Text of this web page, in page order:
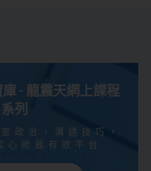
- 龍震天網上課程
系列
政治，溝通技巧，
心術最有效平台